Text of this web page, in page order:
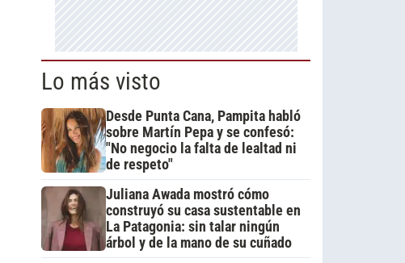
Lo más visto
Desde Punta Cana, Pampita habló
sobre Martín Pepa y se confesó:
"No negocio la falta de lealtad ni
de respeto"
Juliana Awada mostró cómo
construyó su casa sustentable en
La Patagonia: sin talar ningún
árbol y de la mano de su cuñado